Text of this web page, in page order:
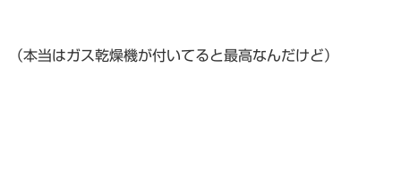
（本当はガス乾燥機が付いてると最高なんだけど）